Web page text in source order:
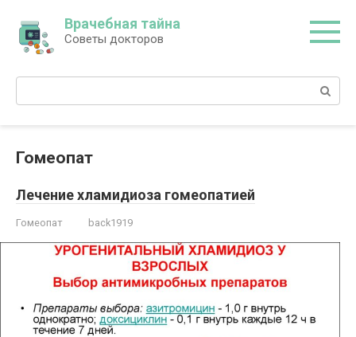
контенту
Врачебная тайна
Советы докторов
Поиск:
Гомеопат
Лечение хламидиоза гомеопатией
Гомеопат back1919